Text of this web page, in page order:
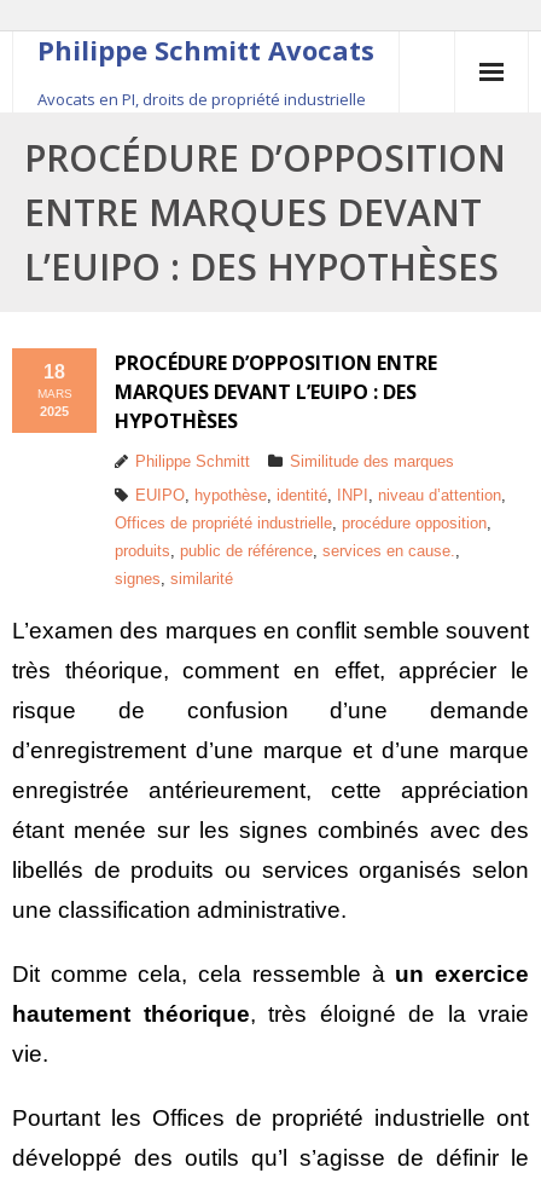
Philippe Schmitt Avocats
Avocats en PI, droits de propriété industrielle
45, rue Saint-Anne, 75001 Paris, +33 (0)1 84 16 35
54
Contact
Publications
Actualité
PROCÉDURE D’OPPOSITION
ENTRE MARQUES DEVANT
L’EUIPO : DES HYPOTHÈSES
PROCÉDURE D’OPPOSITION ENTRE
MARQUES DEVANT L’EUIPO : DES
HYPOTHÈSES
18
MARS
2025
Philippe Schmitt
Similitude des marques
EUIPO, hypothèse, identité, INPI , niveau d’attention,
Offices de propriété industrielle, procédure opposition,
produits, public de référence, services en cause.,
signes, similarité
L’examen des marques en conflit semble souvent
très théorique, comment en effet, apprécier le
risque de confusion d’une demande
d’enregistrement d’une marque et d’une marque
enregistrée antérieurement, cette appréciation
étant menée sur les signes combinés avec des
libellés de produits ou services organisés selon
une classification administrative.
Dit comme cela, cela ressemble à un exercice
hautement théorique, très éloigné de la vraie
vie.
Pourtant les Offices de propriété industrielle ont
développé des outils qu’l s’agisse de définir le